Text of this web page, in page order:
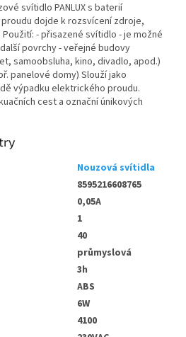
svítidlo PANLUX s baterií
dojde k rozsvícení zdroje,
- přisazené svítidlo - je možné
povrchy - veřejné budovy
samoobsluha, kino, divadlo, apod.)
panelové domy) Slouží jako
výpadku elektrického proudu.
cest a označní únikových
Nouzová svítidla
8595216608765
0,05A
1
40
průmyslová
3h
ABS
6W
4100